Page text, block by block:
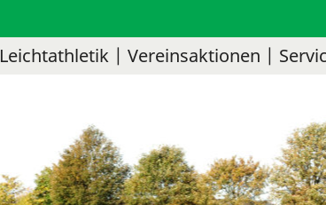
Leichtathletik Vereinsaktionen